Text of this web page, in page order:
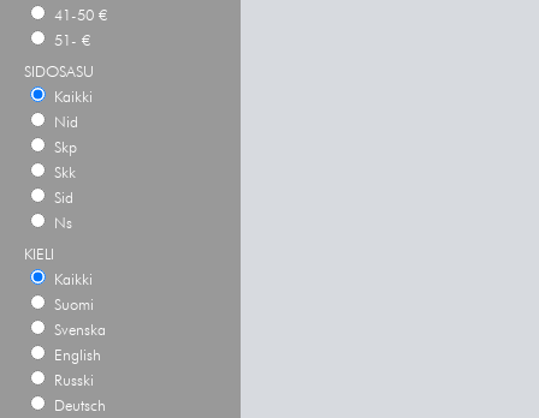
41-50 €
51- €
SIDOSASU
Kaikki
Nid
Skp
Skk
Sid
Ns
KIELI
Kaikki
Suomi
Svenska
English
Russki
Deutsch